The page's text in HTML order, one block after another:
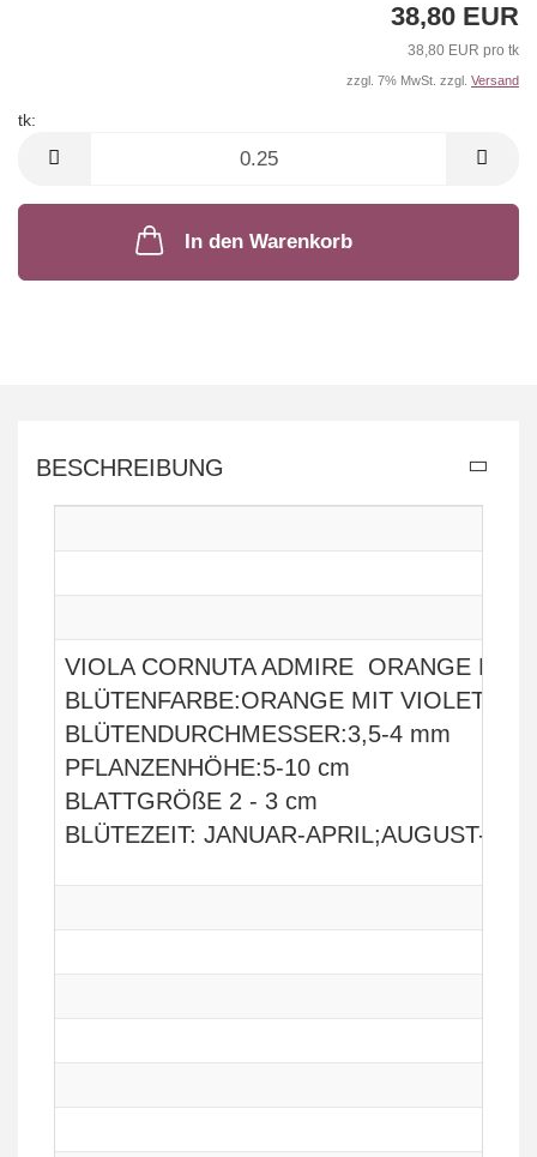
38,80 EUR
38,80 EUR pro tk
zzgl. 7% MwSt. zzgl. Versand
tk:
In den Warenkorb
BESCHREIBUNG
VIOLA CORNUTA ADMIRE ORANGE
BLÜTENFARBE:ORANGE MIT
BLÜTENDURCHMESSER:3,5-4 mm
PFLANZENHÖHE:5-10 cm
BLATTGRÖßE 2 - 3 cm
BLÜTEZEIT: JANUAR-APRIL;AUGUST-